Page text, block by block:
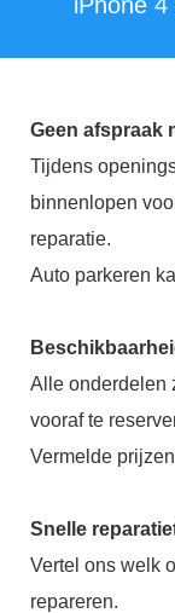
Geen afspraak
Tijdens
binnenlopen
reparatie.
Auto parkeren
Alle onderdelen
vooraf te
Vermelde
Snelle
Vertel ons welk
repareren.